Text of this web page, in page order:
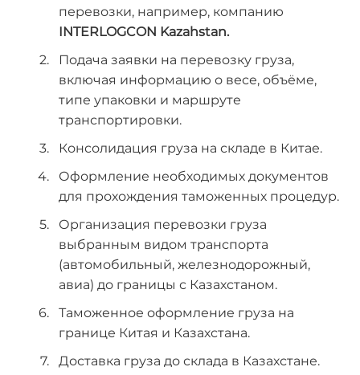
перевозки, например, компанию
INTERLOGCON Kazahstan.
Подача заявки на перевозку груза,
включая информацию о весе, объёме,
типе упаковки и маршруте
транспортировки.
Консолидация груза на складе в Китае.
Оформление необходимых документов
для прохождения таможенных процедур.
Организация перевозки груза
выбранным видом транспорта
(автомобильный, железнодорожный,
авиа) до границы с Казахстаном.
Таможенное оформление груза на
границе Китая и Казахстана.
Доставка груза до склада в Казахстане.